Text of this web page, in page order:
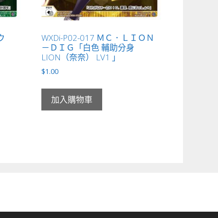
WXDi-P02-017 ＭＣ．ＬＩＯＮ
－ＤＩＧ「白色 輔助分身
LION（奈奈） LV1 」
$1.00
加入購物車